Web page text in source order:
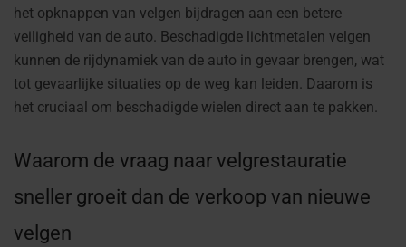
het opknappen van velgen bijdragen aan een betere
veiligheid van de auto. Beschadigde lichtmetalen velgen
kunnen de rijdynamiek van de auto in gevaar brengen, wat
tot gevaarlijke situaties op de weg kan leiden. Daarom is
het cruciaal om beschadigde wielen direct aan te pakken.
Waarom de vraag naar velgrestauratie
sneller groeit dan de verkoop van nieuwe
velgen